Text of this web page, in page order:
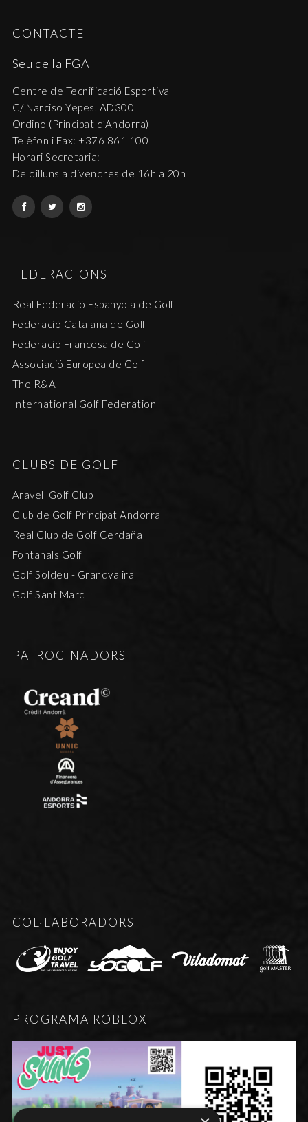
CONTACTE
Seu de la FGA
Centre de Tecnificació Esportiva
C/ Narciso Yepes. AD300
Ordino (Principat d’Andorra)
Telèfon i Fax: +376 861 100
Horari Secretaria:
De dilluns a divendres de 16h a 20h
FEDERACIONS
Real Federació Espanyola de Golf
Federació Catalana de Golf
Federació Francesa de Golf
Associació Europea de Golf
The R&A
International Golf Federation
CLUBS DE GOLF
Aravell Golf Club
Club de Golf Principat Andorra
Real Club de Golf Cerdaña
Fontanals Golf
Golf Soldeu - Grandvalira
Golf Sant Marc
PATROCINADORS
COL·LABORADORS
PROGRAMA ROBLOX